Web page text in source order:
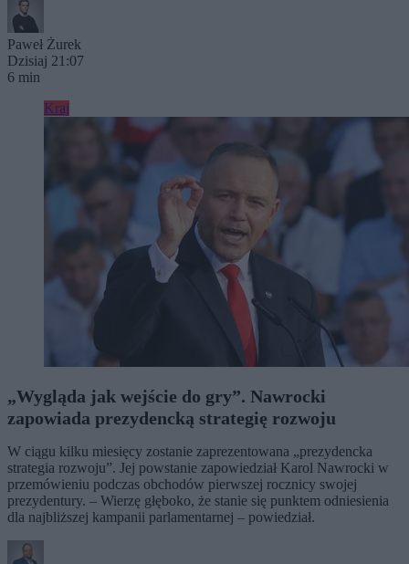
Paweł Żurek
Dzisiaj 21:07
6 min
Kraj
„Wygląda jak wejście do gry”. Nawrocki
zapowiada prezydencką strategię rozwoju
W ciągu kilku miesięcy zostanie zaprezentowana „prezydencka
strategia rozwoju”. Jej powstanie zapowiedział Karol Nawrocki w
przemówieniu podczas obchodów pierwszej rocznicy swojej
prezydentury. – Wierzę głęboko, że stanie się punktem odniesienia
dla najbliższej kampanii parlamentarnej – powiedział.